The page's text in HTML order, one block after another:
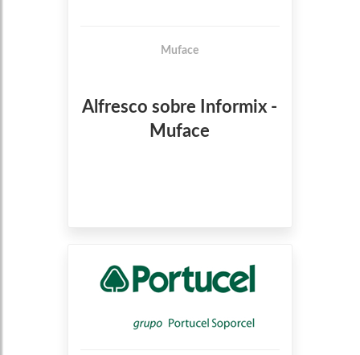
Muface
Alfresco sobre Informix -
Muface